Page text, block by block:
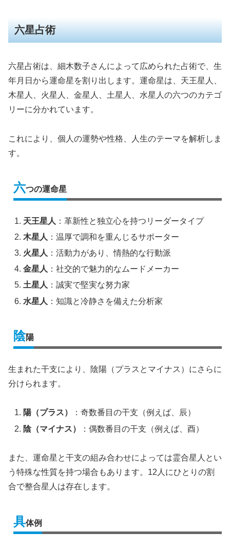
六星占術
六星占術は、細木数子さんによって広められた占術で、生
年月日から運命星を割り出します。運命星は、天王星人、
木星人、火星人、金星人、土星人、水星人の六つのカテゴ
リーに分かれています。
これにより、個人の運勢や性格、人生のテーマを解析しま
す。
六つの運命星
天王星人 ：革新性と独立心を持つリーダータイプ
木星人 ：温厚で調和を重んじるサポーター
火星人 ：活動力があり、情熱的な行動派
金星人 ：社交的で魅力的なムードメーカー
土星人 ：誠実で堅実な努力家
水星人 ：知識と冷静さを備えた分析家
陰陽
生まれた干支により、陰陽（プラスとマイナス）にさらに
分けられます。
陽（プラス）
：奇数番目の干支（例えば、辰）
陰（マイナス）
：偶数番目の干支（例えば、酉）
また、運命星と干支の組み合わせによっては霊合星人とい
う特殊な性質を持つ場合もあります。12人にひとりの割
合で整合星人は存在します。
具体例